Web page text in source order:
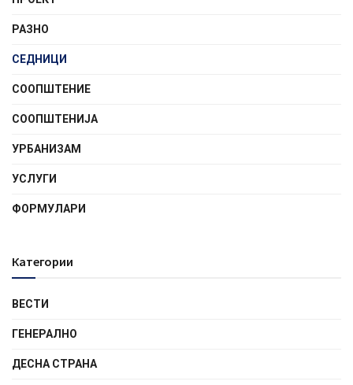
РАЗНО
СЕДНИЦИ
СООПШТЕНИE
СООПШТЕНИЈА
УРБАНИЗАМ
УСЛУГИ
ФОРМУЛАРИ
Категории
ВЕСТИ
ГЕНЕРАЛНО
ДЕСНА СТРАНА